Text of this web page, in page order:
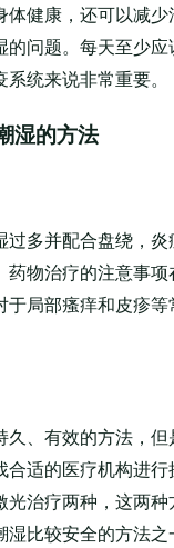
体健康，还可以减少
的问题。每天至少
统来说非常重要。
湿的方法
过多并配合盘绕，
药物治疗的注意事
于局部瘙痒和皮疹
久、有效的方法，
合适的医疗机构进
治疗两种，这两种
比较安全的方法之